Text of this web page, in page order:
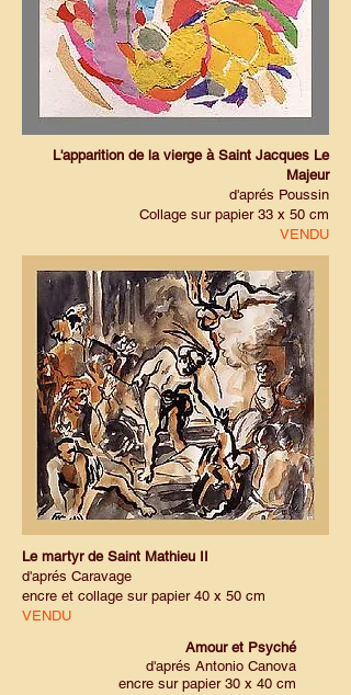
L'apparition de la vierge à Saint Jacques Le
Majeur
d'aprés Poussin
Collage sur papier 33 x 50 cm
VENDU
Le martyr de Saint Mathieu II
d'aprés Caravage
encre et collage sur papier 40 x 50 cm
VENDU
Amour et Psyché
d'aprés Antonio Canova
encre sur papier 30 x 40 cm